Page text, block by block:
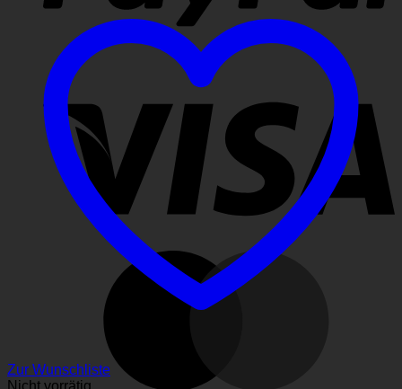
Zur Wunschliste
Nicht vorrätig